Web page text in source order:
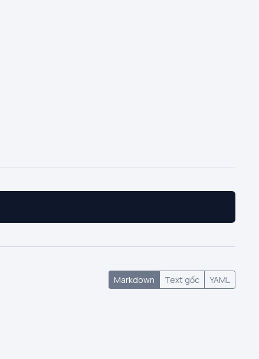
Markdown Text gốc YAML